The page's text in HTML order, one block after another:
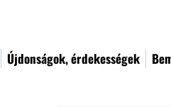
Újdonságok, érdekességek